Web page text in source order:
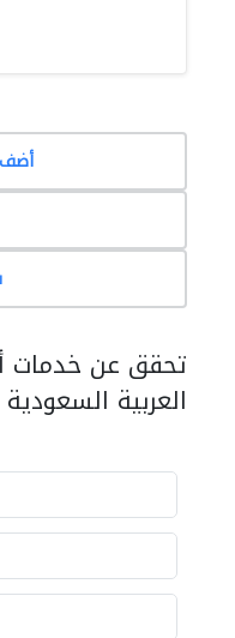
تحقق عن خدمات
العربية السعودية